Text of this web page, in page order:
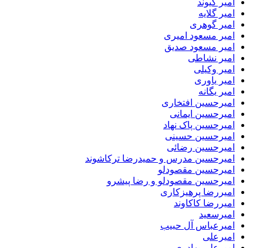
امیر کیوند
امیر گلایه
امیر گوهری
امیر مسعود امیری
امیر مسعود صدیق
امیر نشاطی
امیر وکیلی
امیر یاوری
امیر یگانه
امیرحسین افتخاری
امیرحسین ایمانی
امیرحسین پاک نهاد
امیرحسین حسینی
امیرحسین رضائی
امیرحسین مدرس و حمیدرضا ترکاشوند
امیرحسین مقصودلو
امیرحسین مقصودلو و رضا پیشرو
امیررضا پرهیزکاری
امیررضا کاکاوند
امیرسعید
امیرعباس آل حبیب
امیرعلی